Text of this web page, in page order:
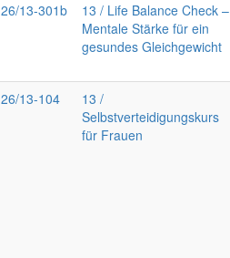
26/13-301b
13 / Life Balance Check –
Mentale Stärke für ein
gesundes Gleichgewicht
26/13-104
13 /
Selbstverteidigungskurs
für Frauen